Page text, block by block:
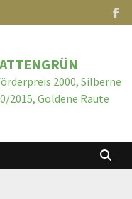
2000, Silberne
2015, Goldene Raute